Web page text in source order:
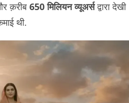
क़रीब 650 मिलियन व्यूअर्सद्वारा देखी
थी.